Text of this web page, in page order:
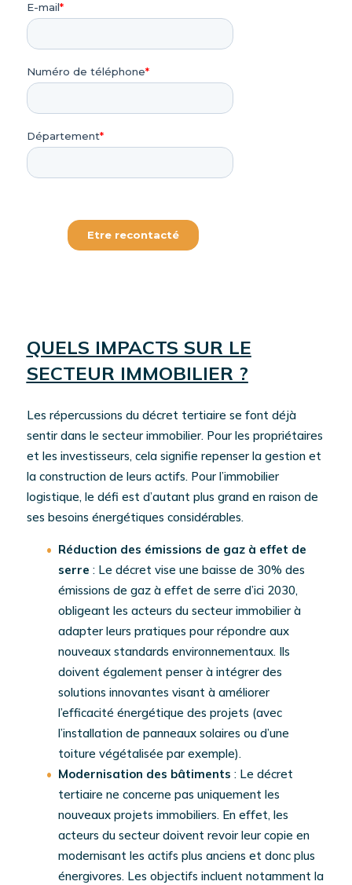
QUELS IMPACTS SUR LE
SECTEUR IMMOBILIER ?
Les répercussions du décret tertiaire se font déjà
sentir dans le secteur immobilier. Pour les propriétaires
et les investisseurs, cela signifie repenser la gestion et
la construction de leurs actifs. Pour l’immobilier
logistique, le défi est d’autant plus grand en raison de
ses besoins énergétiques considérables.
Réduction des émissions de gaz à effet de
serre : Le décret vise une baisse de 30% des
émissions de gaz à effet de serre d’ici 2030,
obligeant les acteurs du secteur immobilier à
adapter leurs pratiques pour répondre aux
nouveaux standards environnementaux. Ils
doivent également penser à intégrer des
solutions innovantes visant à améliorer
l’efficacité énergétique des projets (avec
l’installation de panneaux solaires ou d’une
toiture végétalisée par exemple).
Modernisation des bâtiments : Le décret
tertiaire ne concerne pas uniquement les
nouveaux projets immobiliers. En effet, les
acteurs du secteur doivent revoir leur copie en
modernisant les actifs plus anciens et donc plus
énergivores. Les objectifs incluent notamment la